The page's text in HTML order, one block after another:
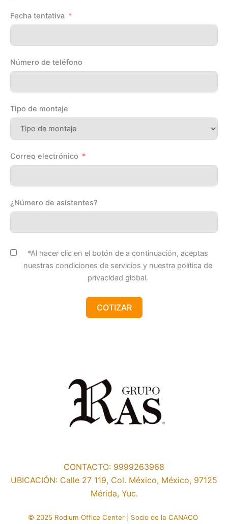
Fecha tentativa
Número de teléfono
Tipo de montaje
Correo electrónico
¿Número de asistentes?
*Al hacer clic en el botón de a continuación, aceptas
nuestras condiciones de servicios y nuestra política de
privacidad global.
COTIZAR
CONTACTO: 9999263968
UBICACIÓN: Calle 27 119, Col. México, México, 97125
Mérida, Yuc.
© 2025 Rodium Office Center | Socio de la CANACO